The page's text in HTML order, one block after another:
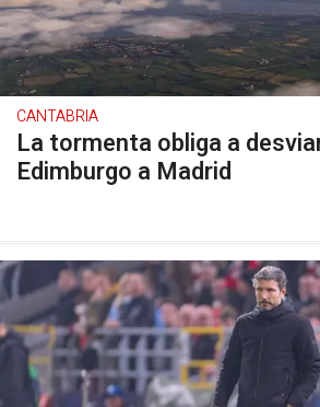
CANTABRIA
La tormenta obliga a
Edimburgo a Madrid